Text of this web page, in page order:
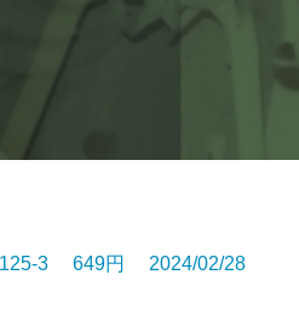
3 649円 2024/02/28